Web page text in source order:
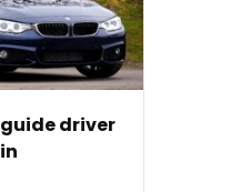
driver